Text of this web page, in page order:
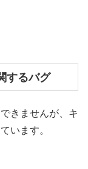
するバグ
きませんが、キ
います。